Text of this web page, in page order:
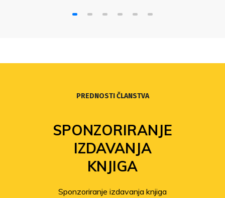
PREDNOSTI ČLANSTVA
SPONZORIRANJE
IZDAVANJA
KNJIGA
Sponzoriranje izdavanja knjiga